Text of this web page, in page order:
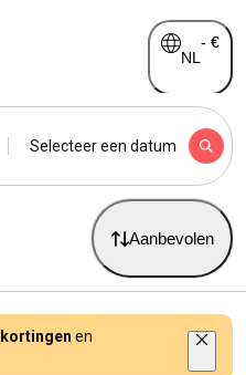
NL
- €
Selecteer een datum
Aanbevolen
kortingen en